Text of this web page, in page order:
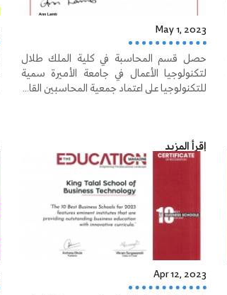
May 1, 2023
حصل قسم المحاسبة في كلية الملك طلال
لتكنولوجيا الأعمال في جامعة الأميرة سمية
للتكنولوجيا على اعتماد جمعية المحاسبين القا...
إقرأ المزيد
Apr 12, 2023